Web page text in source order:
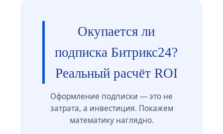
Окупается ли
подписка Битрикс24?
Реальный расчёт ROI
Оформление подписки — это не
затрата, а инвестиция. Покажем
математику наглядно.